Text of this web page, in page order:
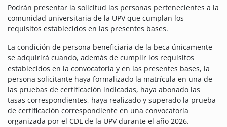
Podrán presentar la solicitud las personas pertenecientes a la
comunidad universitaria de la UPV que cumplan los
requisitos establecidos en las presentes bases.
La condición de persona beneficiaria de la beca únicamente
se adquirirá cuando, además de cumplir los requisitos
establecidos en la convocatoria y en las presentes bases, la
persona solicitante haya formalizado la matrícula en una de
las pruebas de certificación indicadas, haya abonado las
tasas correspondientes, haya realizado y superado la prueba
de certificación correspondiente en una convocatoria
organizada por el CDL de la UPV durante el año 2026.